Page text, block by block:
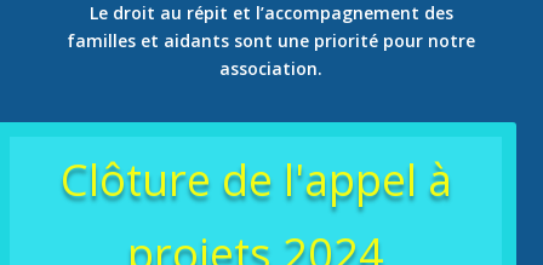
Le droit au répit et l’accompagnement des
familles et aidants sont une priorité pour notre
association.
Clôture de l'appel à